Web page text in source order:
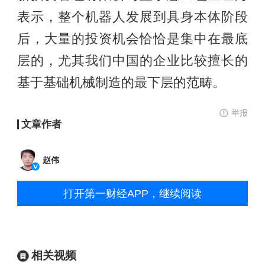
表示，整个机器人发展到具身本体阶段
后，大量的投资机会恰恰是集中在最底
层的，尤其我们中国的企业比较擅长的
基于基础机械制造的最下层的范畴。
举报
文章作者
赵伟
打开第一财经APP，继续阅读
相关视频